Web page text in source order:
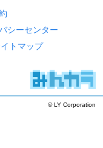
シーセンター
トマップ
© LY Corporation